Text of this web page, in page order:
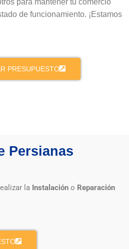
para mantener tu comercio
de funcionamiento. ¡Estamos
PRESUPUESTO
Persianas
la Instalación o Reparación